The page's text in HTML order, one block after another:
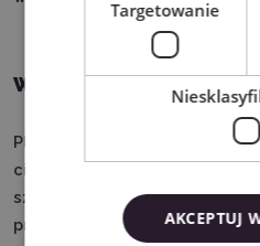
Wycinanie wydruków
Ploter Silhouette Cameo 5 to
cięcia wydruków w technologii
szerokie możliwości w
profesjonalnych projektów.
Targetowanie
AKCEPTUJ